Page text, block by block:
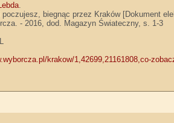
.
biegnąc przez Kraków [Dokument
- 2016, dod. Magazyn Świateczny, s. 1-3
krakow/1,42699,21161808,co-